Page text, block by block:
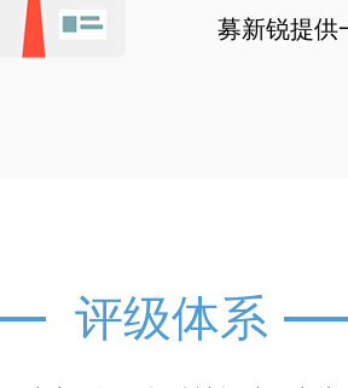
募新锐提供
评级体系